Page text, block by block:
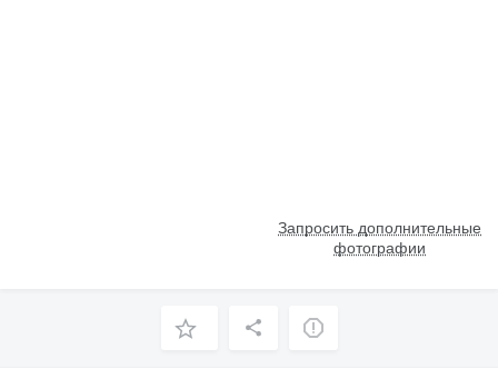
Запросить дополнительные
фотографии